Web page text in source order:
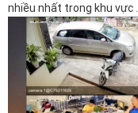
nhiều nhất trong khu vực .